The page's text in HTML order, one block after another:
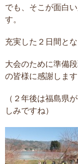
でも、そこが面白
す。
充実した２日間とな
大会のために準備
の皆様に感謝します
（２年後は福島県
しみですね）